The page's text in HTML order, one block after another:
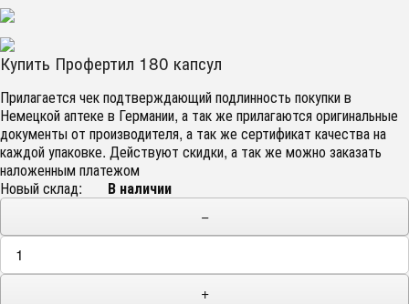
Купить Профертил 180 капсул
Прилагается чек подтверждающий подлинность покупки в
Немецкой аптеке в Германии, а так же прилагаются оригинальные
документы от производителя, а так же сертификат качества на
каждой упаковке. Действуют скидки, а так же можно заказать
наложенным платежом
Новый склад:
В наличии
−
+